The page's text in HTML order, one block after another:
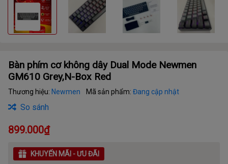
Bàn phím cơ không dây Dual Mode Newmen
GM610 Grey,N-Box Red
Thương hiệu: Newmen Mã sản phẩm: Đang cập nhật
So sánh
899.000₫
KHUYẾN MÃI - ƯU ĐÃI